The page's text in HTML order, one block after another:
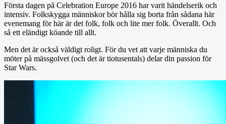
Första dagen på Celebration Europe 2016 har varit händelserik och
intensiv. Folkskygga människor bör hålla sig borta från sådana här
evenemang för här är det folk, folk och lite mer folk. Överallt. Och
så ett eländigt köande till allt.
Men det är också väldigt roligt. För du vet att varje människa du
möter på mässgolvet (och det är tiotusentals) delar din passion för
Star Wars.